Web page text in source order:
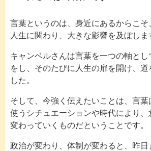
言葉というのは、身近にあるからこ
人生に関わり、大きな影響を及ぼしま
キャンベルさんは言葉を一つの軸と
をし、そのたびに人生の扉を開け、道
した。
そして、今強く伝えたいことは、言葉
使うシチュエーションや時代により
変わっていくものだということです。
政治が変わり、体制が変わると、昨